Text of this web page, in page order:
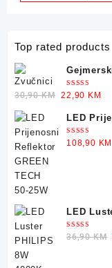
Top rated products
Ocjenjeno
5.00od 5
30,90KM Original
was:
30,90 KM.
22,90 KM
is:
LED
25W
Ocjenjeno
5.00od 5
108,90 KM
LED
Ocjenjeno
5.00 od 5
36,90KM